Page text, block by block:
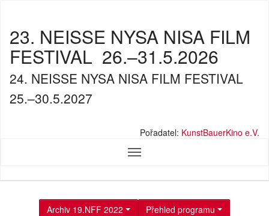
23. NEISSE NYSA NISA FILM
FESTIVAL 26.–31.5.2026
24. NEISSE NYSA NISA FILM FESTIVAL
25.–30.5.2027
Pořadatel: KunstBauerKino e.V.
Archiv 19.NFF 2022 Přehled programu